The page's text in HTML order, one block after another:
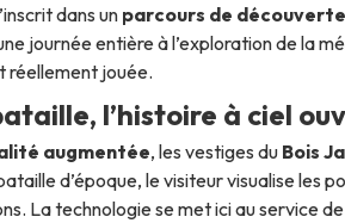
dans un parcours de
journée entière à l’exploration de la
réellement jouée.
l’histoire à ciel
augmentée, les vestiges du Bois
d’époque, le visiteur visualise les
La technologie se met ici au service